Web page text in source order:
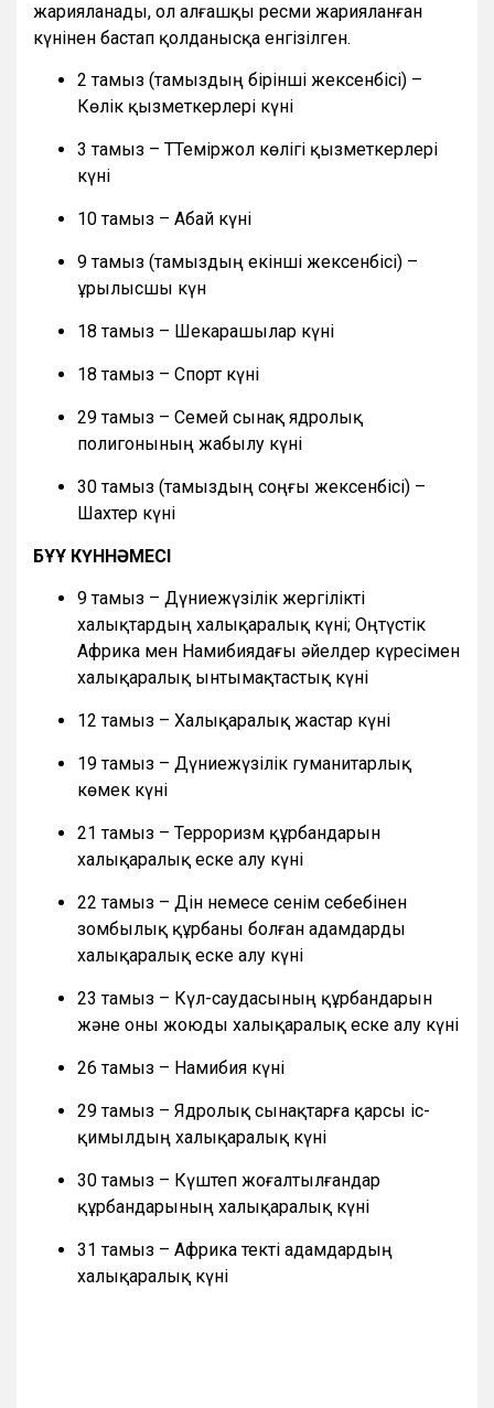
жарияланады, ол алғашқы ресми жарияланған
күнінен бастап қолданысқа енгізілген.
2 тамыз (тамыздың бірінші жексенбісі) –
Көлік қызметкерлері күні
3 тамыз – ТТеміржол көлігі қызметкерлері
күні
10 тамыз – Абай күні
9 тамыз (тамыздың екінші жексенбісі) –
Құрылысшы күн
18 тамыз – Шекарашылар күні
18 тамыз – Спорт күні
29 тамыз – Семей сынақ ядролық
полигонының жабылу күні
30 тамыз (тамыздың соңғы жексенбісі) –
Шахтер күні
БҰҰ КҮННӘМЕСІ
9 тамыз – Дүниежүзілік жергілікті
халықтардың халықаралық күні; Оңтүстік
Африка мен Намибиядағы әйелдер күресімен
халықаралық ынтымақтастық күні
12 тамыз – Халықаралық жастар күні
19 тамыз – Дүниежүзілік гуманитарлық
көмек күні
21 тамыз – Терроризм құрбандарын
халықаралық еске алу күні
22 тамыз – Дін немесе сенім себебінен
зомбылық құрбаны болған адамдарды
халықаралық еске алу күні
23 тамыз – Күл-саудасының құрбандарын
және оны жоюды халықаралық еске алу күні
26 тамыз – Намибия күні
29 тамыз – Ядролық сынақтарға қарсы іс-
қимылдың халықаралық күні
30 тамыз – Күштеп жоғалтылғандар
құрбандарының халықаралық күні
31 тамыз – Африка текті адамдардың
халықаралық күні